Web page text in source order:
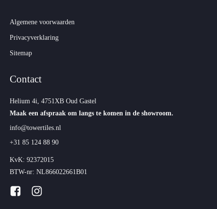
Algemene voorwaarden
Privacyverklaring
Sitemap
Contact
Helium 4i, 4751XB Oud Gastel
Maak een afspraak om langs te komen in de showroom.
info@towertiles.nl
+31 85 124 88 90
KvK: 92372015
BTW-nr: NL866022661B01